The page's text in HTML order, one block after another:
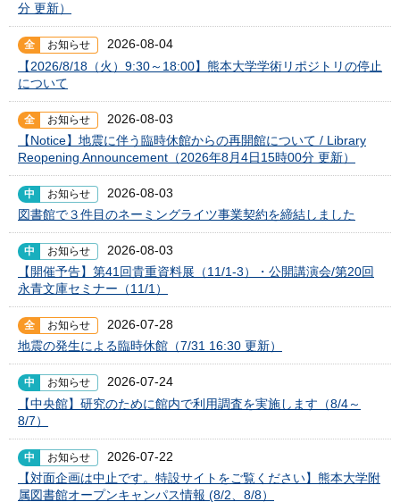
分 更新）
全 お知らせ
2026-08-04
【2026/8/18（火）9:30～18:00】熊本大学学術リポジトリの停止
について
全 お知らせ
2026-08-03
【Notice】地震に伴う臨時休館からの再開館について / Library
Reopening Announcement（2026年8月4日15時00分 更新）
中 お知らせ
2026-08-03
図書館で３件目のネーミングライツ事業契約を締結しました
中 お知らせ
2026-08-03
【開催予告】第41回貴重資料展（11/1-3）・公開講演会/第20回
永青文庫セミナー（11/1）
全 お知らせ
2026-07-28
地震の発生による臨時休館（7/31 16:30 更新）
中 お知らせ
2026-07-24
【中央館】研究のために館内で利用調査を実施します（8/4～
8/7）
中 お知らせ
2026-07-22
【対面企画は中止です。特設サイトをご覧ください】熊本大学附
属図書館オープンキャンパス情報 (8/2、8/8）